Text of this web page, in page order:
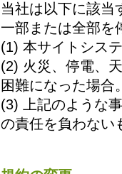
当社は以下に該当
一部または全部を
(1) 本サイトシス
(2) 火災、停電、
困難になった場合
(3) 上記のような
の責任を負わない